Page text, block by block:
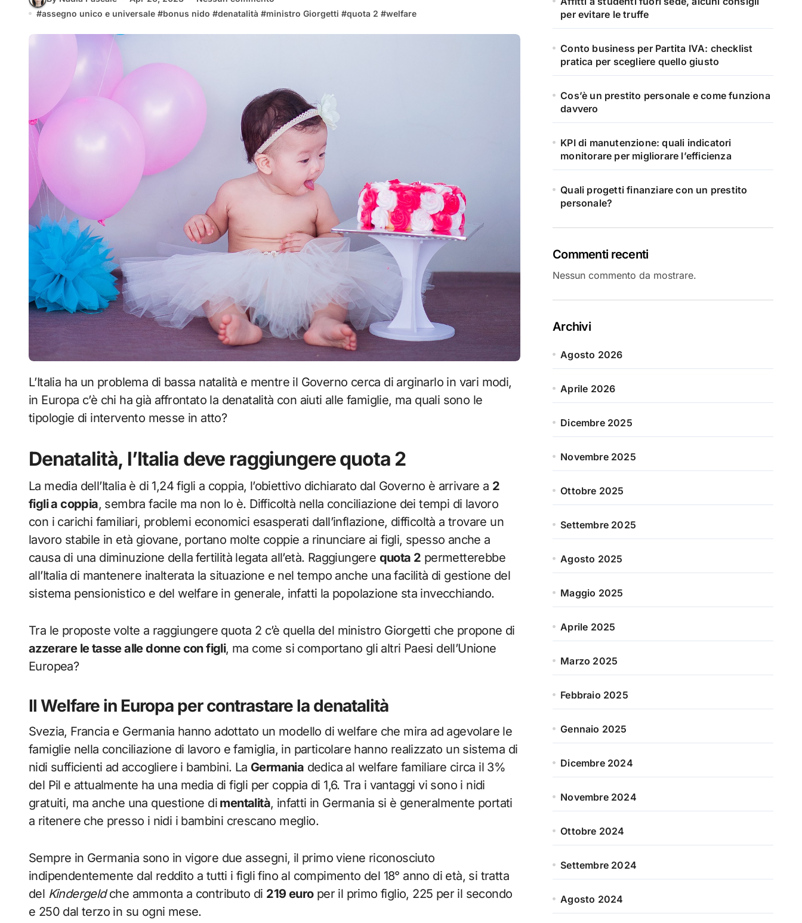
#assegno unico e universale #bonus nido #denatalità #ministro Giorgetti #quota 2 #welfare
L’Italia ha un problema di bassa natalità e mentre il Governo cerca di arginarlo in vari modi,
in Europa c’è chi ha già affrontato la denatalità con aiuti alle famiglie, ma quali sono le
tipologie di intervento messe in atto?
Denatalità, l’Italia deve raggiungere quota 2
La media dell’Italia è di 1,24 figli a coppia, l’obiettivo dichiarato dal Governo è arrivare a 2
figli a coppia, sembra facile ma non lo è. Difficoltà nella conciliazione dei tempi di lavoro
con i carichi familiari, problemi economici esasperati dall’inflazione, difficoltà a trovare un
lavoro stabile in età giovane, portano molte coppie a rinunciare ai figli, spesso anche a
causa di una diminuzione della fertilità legata all’età. Raggiungere quota 2 permetterebbe
all’Italia di mantenere inalterata la situazione e nel tempo anche una facilità di gestione del
sistema pensionistico e del welfare in generale, infatti la popolazione sta invecchiando.
Tra le proposte volte a raggiungere quota 2 c’è quella del ministro Giorgetti che propone di
azzerare le tasse alle donne con figli, ma come si comportano gli altri Paesi dell’Unione
Europea?
Il Welfare in Europa per contrastare la denatalità
Svezia, Francia e Germania hanno adottato un modello di welfare che mira ad agevolare le
famiglie nella conciliazione di lavoro e famiglia, in particolare hanno realizzato un sistema di
nidi sufficienti ad accogliere i bambini. La Germania dedica al welfare familiare circa il 3%
del Pil e attualmente ha una media di figli per coppia di 1,6. Tra i vantaggi vi sono i nidi
gratuiti, ma anche una questione di mentalità, infatti in Germania si è generalmente portati
a ritenere che presso i nidi i bambini crescano meglio.
Sempre in Germania sono in vigore due assegni, il primo viene riconosciuto
indipendentemente dal reddito a tutti i figli fino al compimento del 18° anno di età, si tratta
del Kindergeldche ammonta a contributo di 219 europer il primo figlio, 225 per il secondo
e 250 dal terzo in su ogni mese.
per evitare le truffe
Conto business per Partita IVA: checklist
pratica per scegliere quello giusto
Cos’è un prestito personale e come funziona
davvero
KPI di manutenzione: quali indicatori
monitorare per migliorare l’efficienza
Quali progetti finanziare con un prestito
personale?
Commenti recenti
Nessun commento da mostrare.
Archivi
Agosto 2026
Aprile 2026
Dicembre 2025
Novembre 2025
Ottobre 2025
Settembre 2025
Agosto 2025
Maggio 2025
Aprile 2025
Marzo 2025
Febbraio 2025
Gennaio 2025
Dicembre 2024
Novembre 2024
Ottobre 2024
Settembre 2024
Agosto 2024